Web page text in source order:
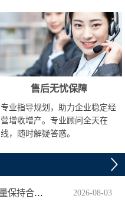
售后无忧保障
专业指导规划，助力企业稳定经
营增收增产。专业顾问全天在
线，随时解疑答惑。
海南上半年贷款增速6.1% 信贷总量保持合理平稳增长 2026-08-03